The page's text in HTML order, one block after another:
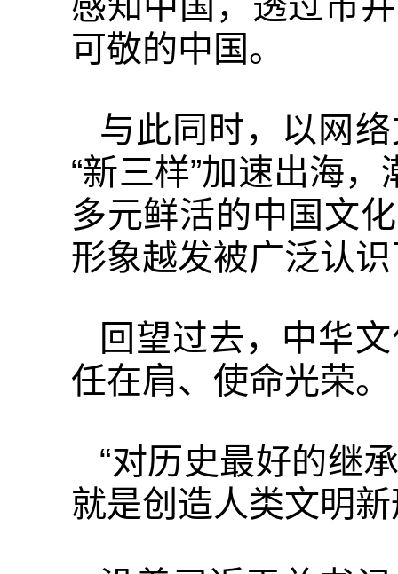
可敬的中国。
与此同时，以网
“新三样”加速出海
多元鲜活的中国文
形象越发被广泛认
回望过去，中华
任在肩、使命光荣。
“对历史最好的继
就是创造人类文明新